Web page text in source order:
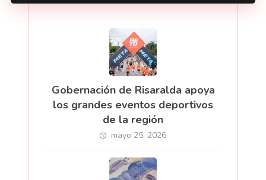
Gobernación de Risaralda apoya
los grandes eventos deportivos
de la región
mayo 25, 2026